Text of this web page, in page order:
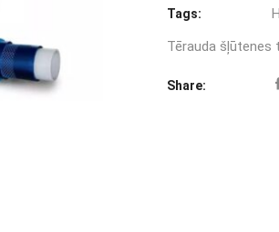
Tags:
Tērauda šļūtenes
Share: